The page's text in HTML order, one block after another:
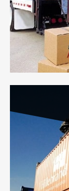
- Служебный
отдельном
стоимости).
- Тайгер
службы или
от 10